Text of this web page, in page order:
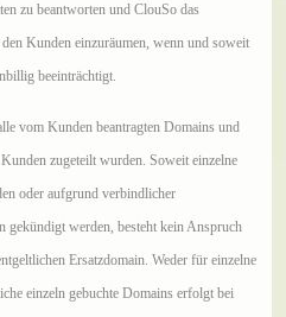
zu beantworten und ClouSo das
Kunden einzuräumen, wenn und soweit
beeinträchtigt.
vom Kunden beantragten Domains und
zugeteilt wurden. Soweit einzelne
oder aufgrund verbindlicher
gekündigt werden, besteht kein Anspruch
Ersatzdomain. Weder für einzelne
einzeln gebuchte Domains erfolgt bei